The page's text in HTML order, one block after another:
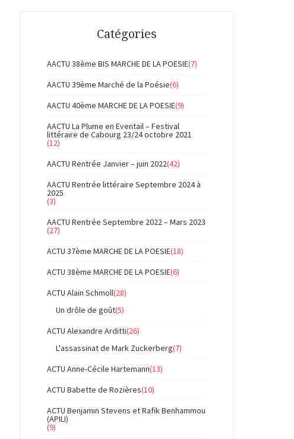
Catégories
AACTU 38ème BIS MARCHE DE LA POESIE(7)
AACTU 39ème Marché de la Poésie(6)
AACTU 40ème MARCHE DE LA POESIE(9)
AACTU La Plume en Eventail – Festival
littéraire de Cabourg 23/24 octobre 2021
(12)
AACTU Rentrée Janvier – juin 2022(42)
AACTU Rentrée littéraire Septembre 2024 à
2025
(3)
AACTU Rentrée Septembre 2022 – Mars 2023
(27)
ACTU 37ème MARCHE DE LA POESIE(18)
ACTU 38ème MARCHE DE LA POESIE(6)
ACTU Alain Schmoll(28)
Un drôle de goût(5)
ACTU Alexandre Arditti(26)
L'assassinat de Mark Zuckerberg(7)
ACTU Anne-Cécile Hartemann(13)
ACTU Babette de Rozières(10)
ACTU Benjamin Stevens et Rafik Benhammou
(APILI)
(9)